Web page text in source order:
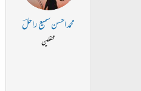
محمد احسن سمیع راحلؔ
محفلین